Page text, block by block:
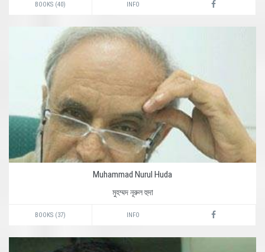
BOOKS (40) INFO
Muhammad Nurul Huda
মুহম্মদ নূরুল হুদা
BOOKS (37) INFO